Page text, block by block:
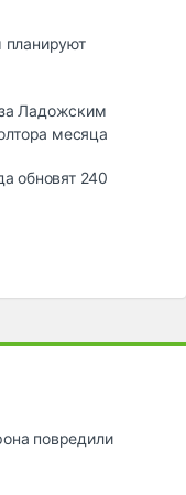
планируют
Ладожским
месяца
обновят 240
повредили